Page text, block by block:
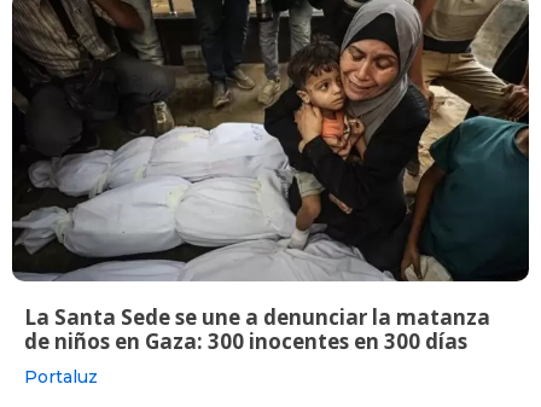
La Santa Sede se une a denunciar la matanza
de niños en Gaza: 300 inocentes en 300 días
Portaluz